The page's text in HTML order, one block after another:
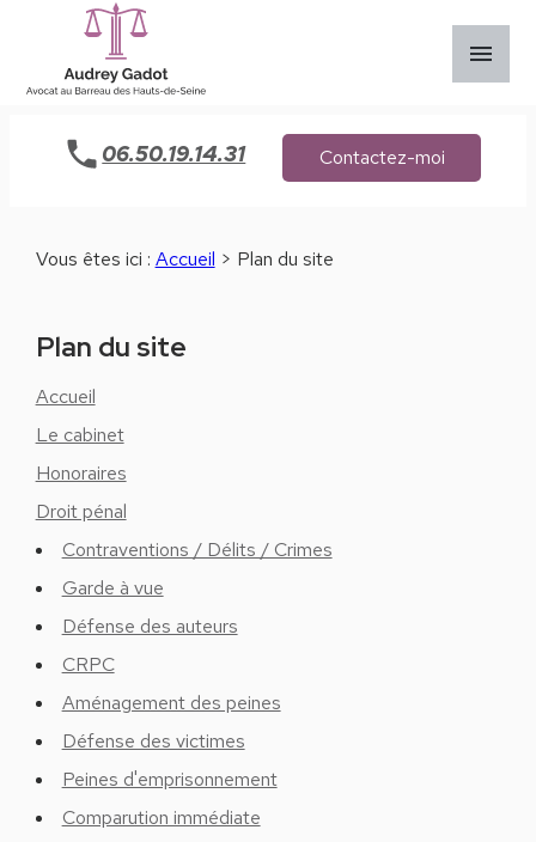
menu
06.50.19.14.31 Contactez-moi
Vous êtes ici : Accueil > Plan du site
Plan du site
Accueil
Le cabinet
Honoraires
Droit pénal
Contraventions / Délits / Crimes
Garde à vue
Défense des auteurs
CRPC
Aménagement des peines
Défense des victimes
Peines d'emprisonnement
Comparution immédiate
Panneau de gestion des cookies